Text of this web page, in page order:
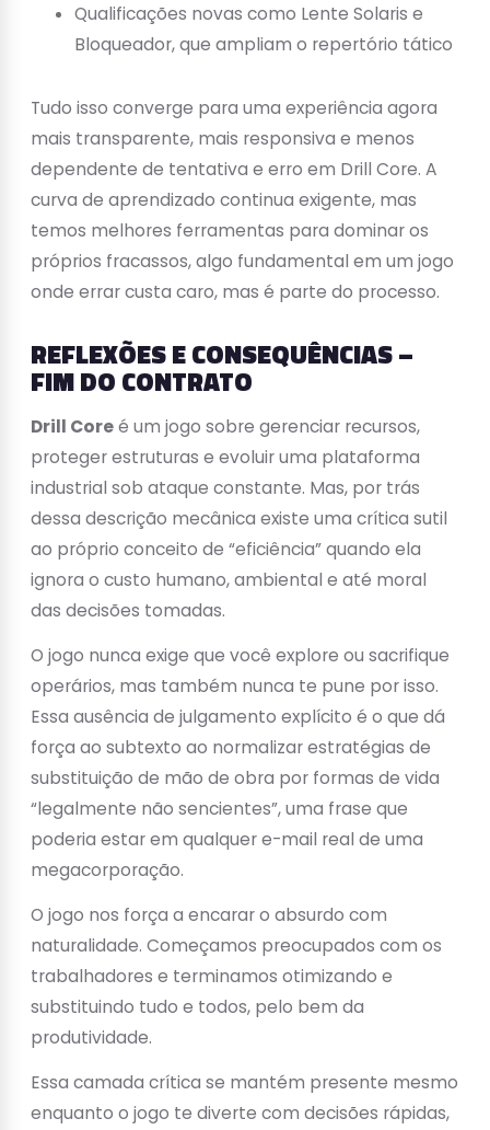
Qualificações novas como Lente Solaris e
Bloqueador, que ampliam o repertório tático
Tudo isso converge para uma experiência agora
mais transparente, mais responsiva e menos
dependente de tentativa e erro em Drill Core. A
curva de aprendizado continua exigente, mas
temos melhores ferramentas para dominar os
próprios fracassos, algo fundamental em um jogo
onde errar custa caro, mas é parte do processo.
REFLEXÕES E CONSEQUÊNCIAS –
FIM DO CONTRATO
Drill Coreé um jogo sobre gerenciar recursos,
proteger estruturas e evoluir uma plataforma
industrial sob ataque constante. Mas, por trás
dessa descrição mecânica existe uma crítica sutil
ao próprio conceito de “eficiência” quando ela
ignora o custo humano, ambiental e até moral
das decisões tomadas.
O jogo nunca exige que você explore ou sacrifique
operários, mas também nunca te pune por isso.
Essa ausência de julgamento explícito é o que dá
força ao subtexto ao normalizar estratégias de
substituição de mão de obra por formas de vida
“legalmente não sencientes”, uma frase que
poderia estar em qualquer e-mail real de uma
megacorporação.
O jogo nos força a encarar o absurdo com
naturalidade. Começamos preocupados com os
trabalhadores e terminamos otimizando e
substituindo tudo e todos, pelo bem da
produtividade.
Essa camada crítica se mantém presente mesmo
enquanto o jogo te diverte com decisões rápidas,